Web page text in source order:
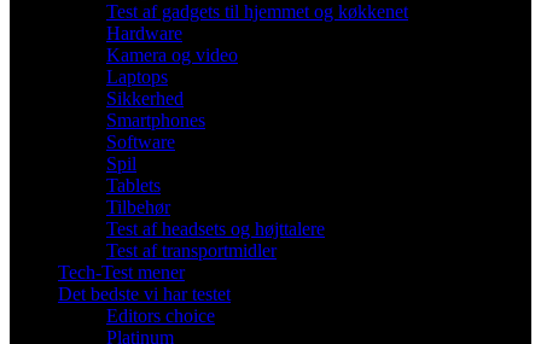
Test af gadgets til hjemmet og køkkenet
Hardware
Kamera og video
Laptops
Sikkerhed
Smartphones
Software
Spil
Tablets
Tilbehør
Test af headsets og højttalere
Test af transportmidler
Tech-Test mener
Det bedste vi har testet
Editors choice
Platinum